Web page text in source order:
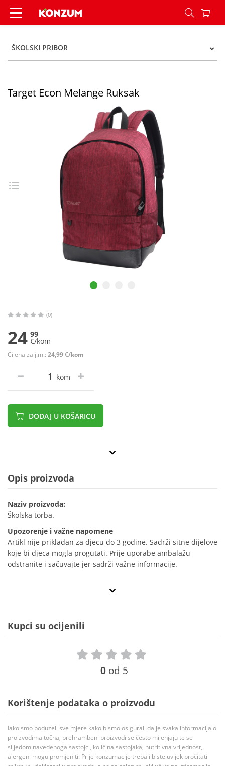
Target Econ Melange Ruksak - Konzum
ŠKOLSKI PRIBOR
Target Econ Melange Ruksak
(0)
24 99
€/kom
Cijena za j.m.: 24,99 €/kom
kom
DODAJ U KOŠARICU
Opis proizvoda
Naziv proizvoda:
Školska torba.
Upozorenje i važne napomene
Artikl nije prikladan za djecu do 3 godine. Sadrži sitne dijelove
koje bi djeca mogla progutati. Prije uporabe ambalažu
odstranite i sačuvajte jer sadrži važne informacije.
Kupci su ocijenili
0 od 5
Korištenje podataka o proizvodu
Iako smo poduzeli sve mjere kako bismo osigurali da je svaka informacija o
proizvodima točna, prehrambeni proizvodi se često mijenjaju te se
slijedom navedenoga sastojci, količina sastojaka, nutritivna vrijednost,
alergeni mogu promjeniti. Prije konzumacije trebali biste uvijek pročitati